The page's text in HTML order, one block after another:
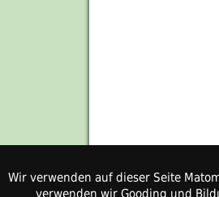
Wir verwenden auf dieser Seite
verwenden wir Gooding und